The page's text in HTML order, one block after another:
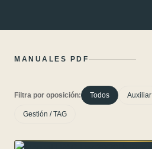
MANUALES PDF
Filtra por oposición: Todos Auxiliar
Gestión / TAG